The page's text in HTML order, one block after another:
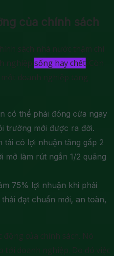
của chính sách
sách nhà nước thậm chí
nghiệp sống hay chết. Còn
doanh nghiệp tăng
có thể phải đóng cửa ngay
trường mới được ra đời.
tải có lợi nhuận tăng gấp 2
mở làm rút ngắn 1/2 quãng
75% lợi nhuận khi phải
đạt chuẩn mới, an toàn,
động của chính sách. Nó
doanh nghiệp. Do đó việc